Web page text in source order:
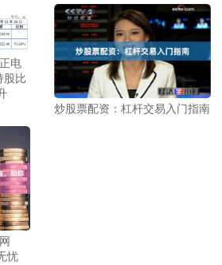
电
股比
炒股票配资：杠杆交易入门指南
忧